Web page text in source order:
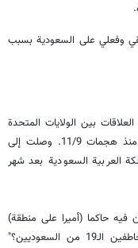
وفعلي على السعودية بسبب
بين الولايات المتحدة
والمملكة العربية السعودية إلى أدنى مستوى لها منذ هجمات 11/9. وصلت إلى
العربية السعودية بعد شهر
فيه حاكما (أميرا على منطقة)
والآن الملك ، "كيف يمكن أن يكون 15 من الخاطفين الـ19 من السعوديين؟"